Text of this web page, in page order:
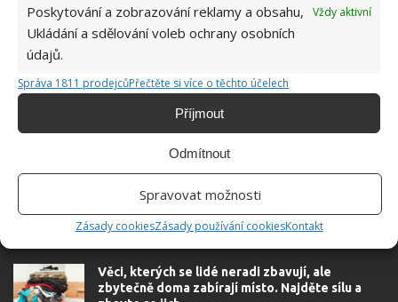
Poskytování a zobrazování reklamy a obsahu,
Ukládání a sdělování voleb ochrany osobních
údajů.
Vždy aktivní
Správa 1811 prodejcůPřečtěte si více o těchto účelech
Příjmout
Odmítnout
Spravovat možnosti
Zásady cookiesZásady používání cookiesKontakt
VLAS
SOUVISEJÍCÍ ČLÁNKY
Věci, kterých se lidé neradi zbavují, ale
zbytečně doma zabírají místo. Najděte sílu a